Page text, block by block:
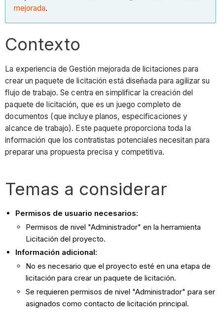
mejorada.
Contexto
La experiencia de Gestión mejorada de licitaciones para
crear un paquete de licitación está diseñada para agilizar su
flujo de trabajo. Se centra en simplificar la creación del
paquete de licitación, que es un juego completo de
documentos (que incluye planos, especificaciones y
alcance de trabajo). Este paquete proporciona toda la
información que los contratistas potenciales necesitan para
preparar una propuesta precisa y competitiva.
Temas a considerar
Permisos de usuario necesarios:
Permisos de nivel "Administrador" en la herramienta
Licitación del proyecto.
Información adicional:
No es necesario que el proyecto esté en una etapa de
licitación para crear un paquete de licitación.
Se requieren permisos de nivel "Administrador" para ser
asignados como contacto de licitación principal.